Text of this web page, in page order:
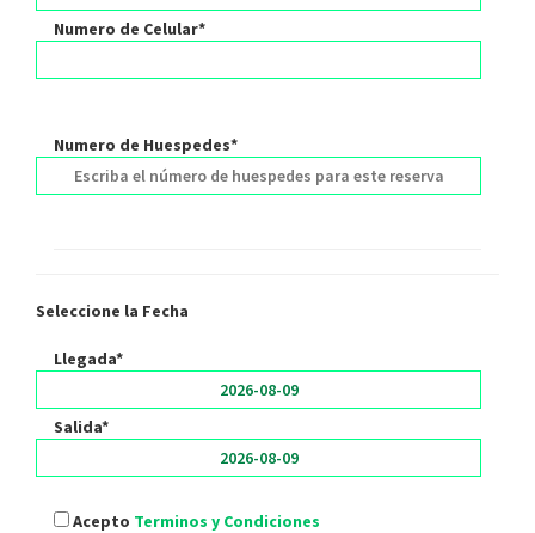
Numero de Celular*
Numero de Huespedes*
Seleccione la Fecha
Llegada*
Salida*
Acepto Terminos y Condiciones